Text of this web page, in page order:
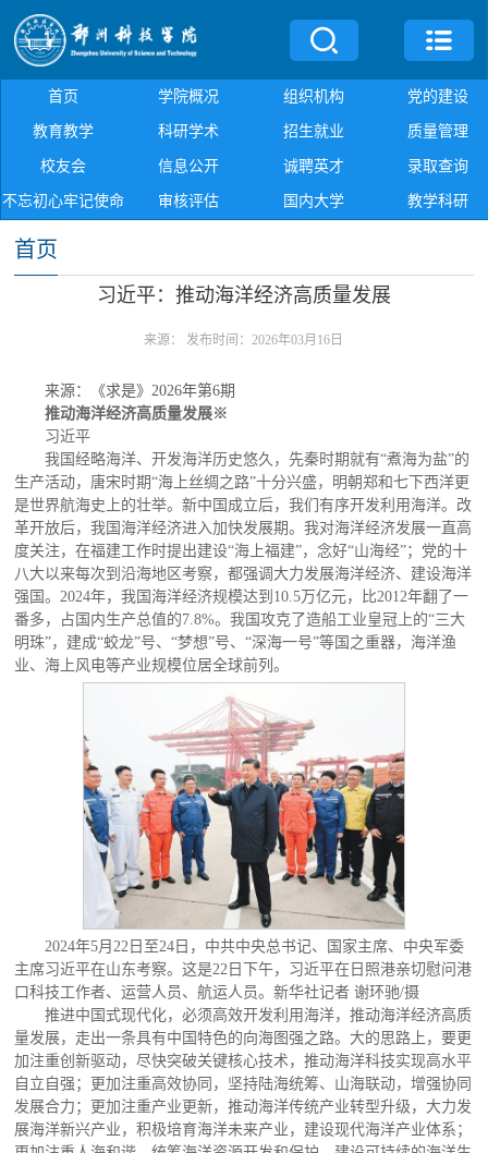
首页 学院概况 组织机构 党的建设
教育教学 科研学术 招生就业 质量管理
校友会 信息公开 诚聘英才 录取查询
不忘初心牢记使命 审核评估 国内大学 教学科研
首页
习近平：推动海洋经济高质量发展
来源： 发布时间：2026年03月16日
来源：《求是》2026年第6期
推动海洋经济高质量发展※
习近平
我国经略海洋、开发海洋历史悠久，先秦时期就有“煮海为盐”的
生产活动，唐宋时期“海上丝绸之路”十分兴盛，明朝郑和七下西洋更
是世界航海史上的壮举。新中国成立后，我们有序开发利用海洋。改
革开放后，我国海洋经济进入加快发展期。我对海洋经济发展一直高
度关注，在福建工作时提出建设“海上福建”，念好“山海经”；党的十
八大以来每次到沿海地区考察，都强调大力发展海洋经济、建设海洋
强国。2024年，我国海洋经济规模达到10.5万亿元，比2012年翻了一
番多，占国内生产总值的7.8%。我国攻克了造船工业皇冠上的“三大
明珠”，建成“蛟龙”号、“梦想”号、“深海一号”等国之重器，海洋渔
业、海上风电等产业规模位居全球前列。
2024年5月22日至24日，中共中央总书记、国家主席、中央军委
主席习近平在山东考察。这是22日下午，习近平在日照港亲切慰问港
口科技工作者、运营人员、航运人员。新华社记者 谢环驰/摄
推进中国式现代化，必须高效开发利用海洋，推动海洋经济高质
量发展，走出一条具有中国特色的向海图强之路。大的思路上，要更
加注重创新驱动，尽快突破关键核心技术，推动海洋科技实现高水平
自立自强；更加注重高效协同，坚持陆海统筹、山海联动，增强协同
发展合力；更加注重产业更新，推动海洋传统产业转型升级，大力发
展海洋新兴产业，积极培育海洋未来产业，建设现代海洋产业体系；